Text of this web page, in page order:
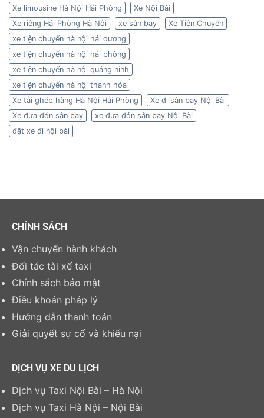
Xe limousine Hà Nội Hải Phòng
Xe Nội Bài
Xe riêng Hải Phòng Hà Nội
xe sân bay
Xe Tiện Chuyến
xe tiện chuyến hà nội hải dương
xe tiện chuyến hà nội hải phòng
xe tiện chuyến hà nội quảng ninh
xe tiện chuyến hà nội thanh hóa
Xe tải ghép hàng Hà Nội Hải Phòng
Xe đi sân bay Nội Bài
Xe đưa đón sân bay
xe đưa đón sân bay Nội Bài
đặt xe đi nội bài
CHÍNH SÁCH
Vận chuyển hành khách
Đối tác tài xế taxi
Chính sách bảo mật
Điều khoản pháp lý
Hướng dẫn thanh toán
Giải quyết sự cố và khiếu nại
DỊCH VỤ XE DU LỊCH
Dịch vụ Taxi Nội Bài – Hà Nội
Dịch vụ Taxi Hà Nội – Nội Bài